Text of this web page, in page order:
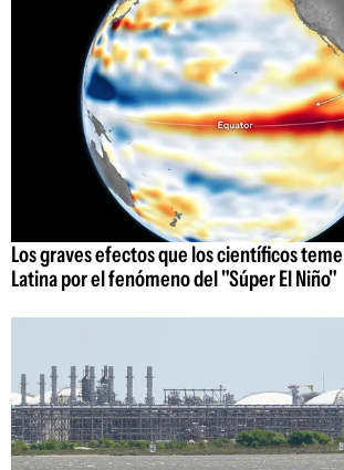
Los graves efectos que los científicos
Latina por el fenómeno del "Súper El Niño"